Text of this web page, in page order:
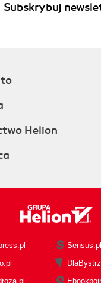
Subskrybuj
Helion
Sensus.pl